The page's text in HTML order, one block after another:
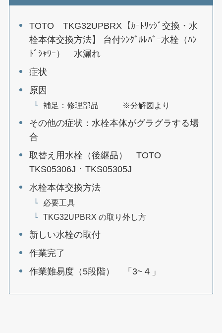
TOTO TKG32UPBRX【ｶｰﾄﾘｯｼﾞ交換・水
栓本体交換方法】 台付ｼﾝｸﾞﾙﾚﾊﾞｰ水栓（ﾊﾝ
ﾄﾞｼｬﾜｰ） 水漏れ
症状
原因
補足：修理部品 ※分解図より
その他の症状：水栓本体がグラグラする場
合
取替え用水栓（後継品） TOTO
TKS05306J ･ TKS05305J
水栓本体交換方法
必要工具
TKG32UPBRX の取り外し方
新しい水栓の取付
作業完了
作業難易度（5段階） 「3~４」